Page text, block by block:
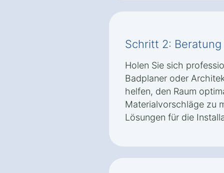
Schritt 2:
Holen Sie sich
Badplaner oder
helfen, den Raum
Materialvorschläge zu
Lösungen für die